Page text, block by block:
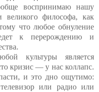
воспринимаю нашу
великого философа, как
что любое обнуление
к перерождению и
культуры является
кризис — у нас коллапс.
и это дно ощутимо:
или радио или